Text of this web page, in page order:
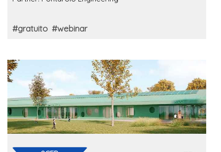
flessibilità architettonica
#gratuito #webinar